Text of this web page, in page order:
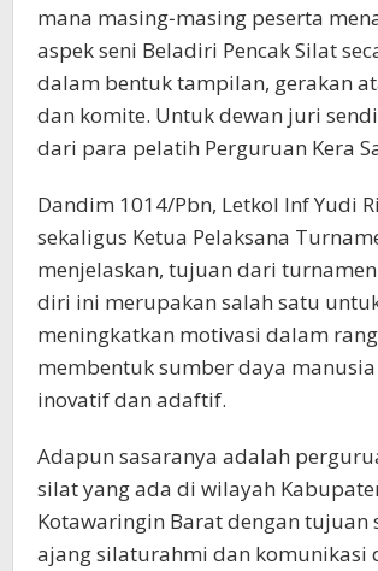
mana masing‐masing peserta
aspek seni Beladiri Pencak Silat
dalam bentuk tampilan, gerakan
dan komite. Untuk dewan juri
dari para pelatih Perguruan Kera
Dandim 1014/Pbn, Letkol Inf Yudi
sekaligus Ketua Pelaksana
menjelaskan, tujuan dari
diri ini merupakan salah satu
meningkatkan motivasi dalam
membentuk sumber daya
inovatif dan adaftif.
Adapun sasaranya adalah
silat yang ada di wilayah
Kotawaringin Barat dengan tujuan
ajang silaturahmi dan komunikasi